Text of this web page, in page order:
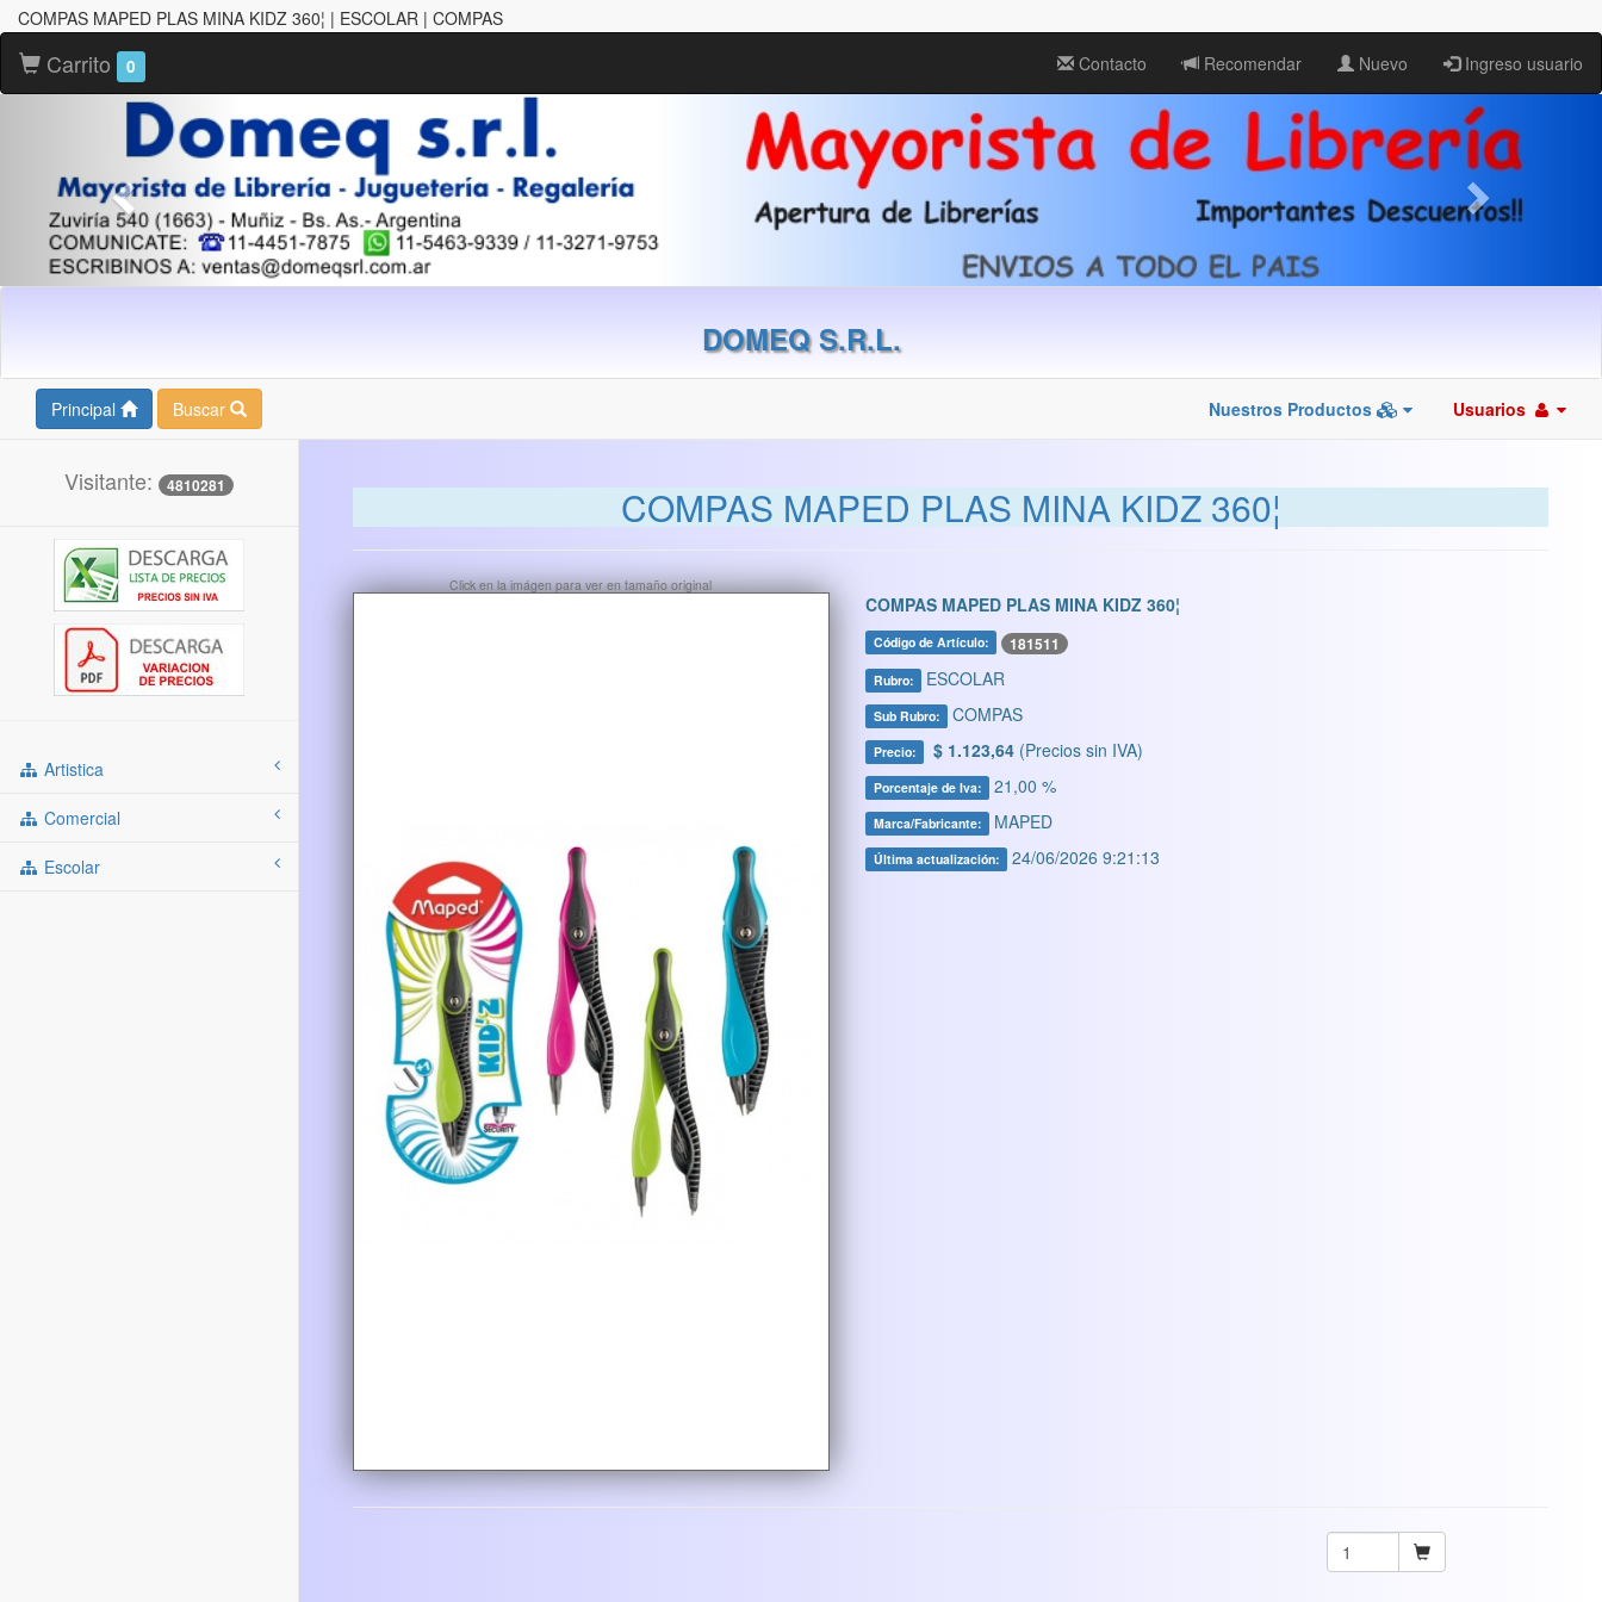
COMPAS MAPED PLAS MINA KIDZ 360¦ | ESCOLAR | COMPAS
Carrito 0 Contacto Recomendar Nuevo Ingreso usuario
DOMEQ S.R.L.
Principal Buscar Nuestros Productos Usuarios
Visitante: 4810281
Artistica
Comercial
Escolar
COMPAS MAPED PLAS MINA KIDZ 360¦
Click en la imágen para ver en tamaño original
COMPAS MAPED PLAS MINA KIDZ 360¦
Código de Artículo: 181511
Rubro: ESCOLAR
Sub Rubro: COMPAS
Precio: $ 1.123,64 (Precios sin IVA)
Porcentaje de Iva: 21,00 %
Marca/Fabricante: MAPED
Última actualización: 24/06/2026 9:21:13